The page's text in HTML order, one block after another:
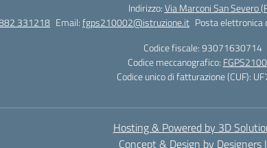
Indirizzo:Via Marconi San Severo
331218 Email:fgps210002@istruzione.it Posta elettronica
Codice fiscale: 93071630714
Codice meccanografico:
Codice unico di fatturazione (CUF):
Hosting & Powered by 3D
Concept & Design by Designers